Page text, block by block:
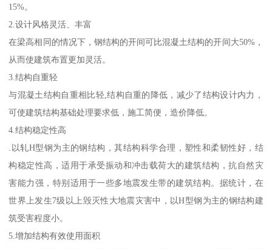
15%。
2.设计风格灵活、丰富
在梁高相同的情况下，钢结构的开间可比混凝土结构的开间大50%，
从而使建筑布置更加灵活。
3.结构自重轻
与混凝土结构自重相比轻,结构自重的降低，减少了结构设计内力，
可使建筑结构基础处理要求低，施工简便，造价降低。
4.结构稳定性高
.以轧H型钢为主的钢结构，其结构科学合理，塑性和柔韧性好，结
构稳定性高，适用于承受振动和冲击载荷大的建筑结构，抗自然灾
害能力强，特别适用于一些多地震发生带的建筑结构。据统计，在
世界上发生7级以上毁灭性大地震灾害中，以H型钢为主的钢结构建
筑受害程度小。
5.增加结构有效使用面积